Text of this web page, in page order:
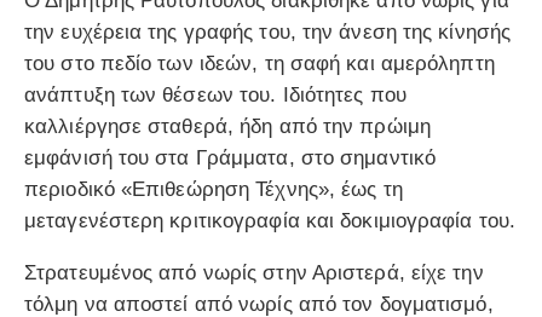
την ευχέρεια της γραφής του, την άνεση της κίνησής
του στο πεδίο των ιδεών, τη σαφή και αμερόληπτη
ανάπτυξη των θέσεων του. Ιδιότητες που
καλλιέργησε σταθερά, ήδη από την πρώιμη
εμφάνισή του στα Γράμματα, στο σημαντικό
περιοδικό «Επιθεώρηση Τέχνης», έως τη
μεταγενέστερη κριτικογραφία και δοκιμιογραφία του.
Στρατευμένος από νωρίς στην Αριστερά, είχε την
τόλμη να αποστεί από νωρίς από τον δογματισμό,